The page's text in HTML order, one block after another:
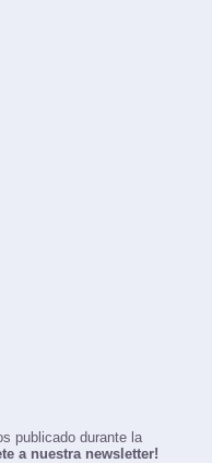
publicado durante la
a nuestra newsletter!